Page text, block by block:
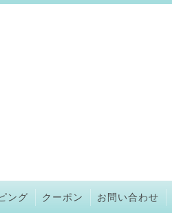
ング クーポン お問い合わせ